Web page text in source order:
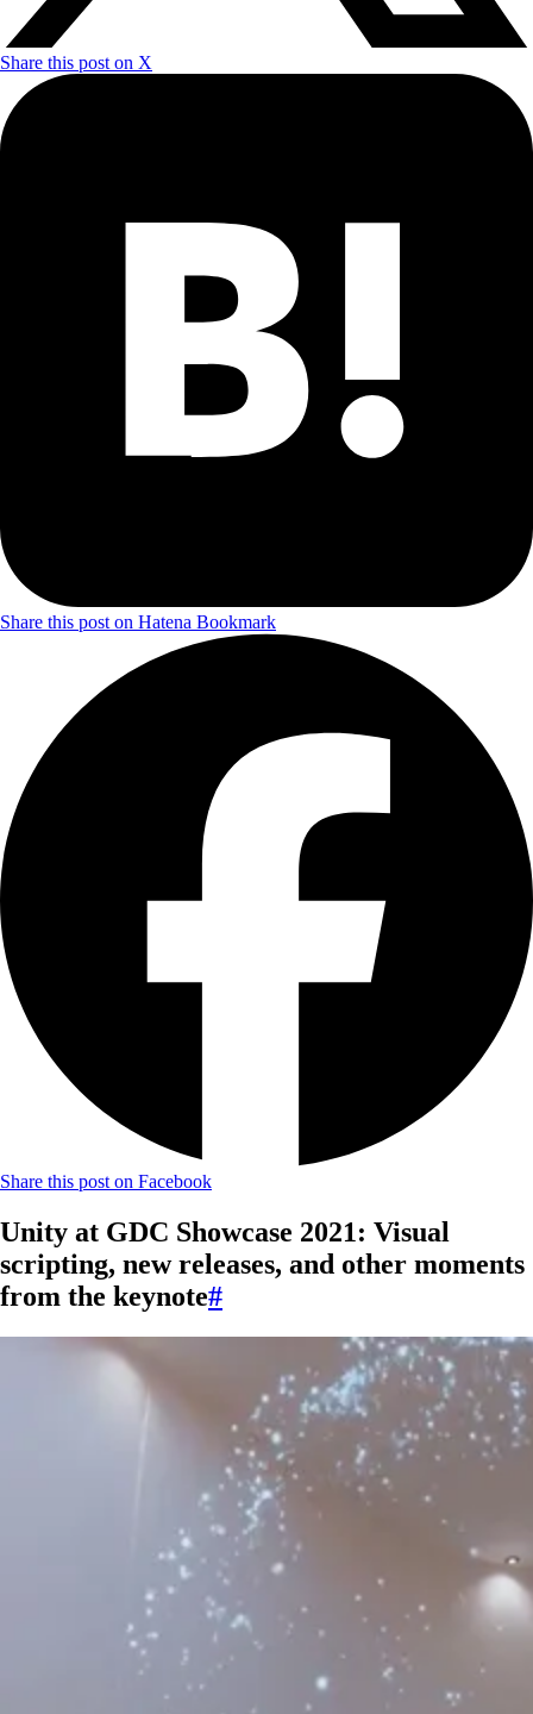
Share this post on X
Share this post on Hatena Bookmark
Share this post on Facebook
Unity at GDC Showcase 2021: Visual
scripting, new releases, and other moments
from the keynote#